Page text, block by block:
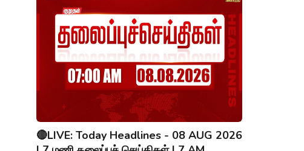
🔴LIVE: Today Headlines - 08 AUG 2026